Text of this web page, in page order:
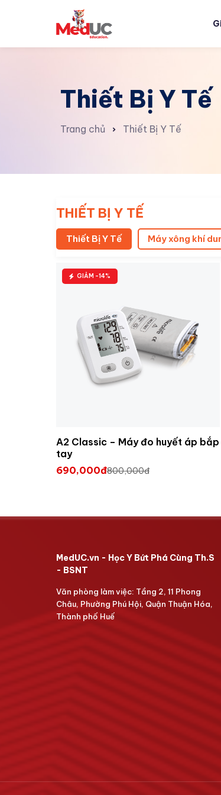
Thiết Bị Y Tế
Trang chủ Thiết Bị Y Tế
THIẾT BỊ Y TẾ
Thiết Bị Y Tế Máy xông khí
GIẢM -14%
A2 Classic – Máy đo huyết áp bắp
tay
690,000đ800,000đ
MedUC.vn - Học Y Bứt Phá Cùng Th.S
- BSNT
Văn phòng làm việc: Tầng 2, 11 Phong
Châu, Phường Phú Hội, Quận Thuận Hóa,
Thành phố Huế